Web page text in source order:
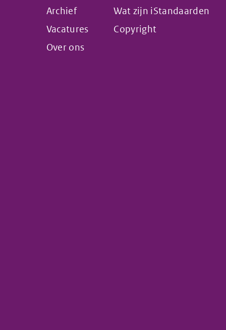
Archief
Vacatures
Over ons
Wat zijn iStandaarden
Copyright